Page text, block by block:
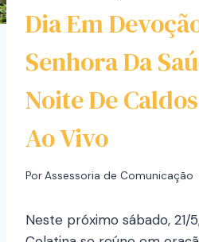
Dia Em
Senhora Da
Noite De
Ao Vivo
PorAssessoria de Comunicação
Neste próximo sábado, 21/